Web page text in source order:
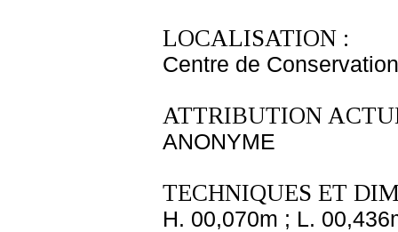
LOCALISATION :
Centre de
ATTRIBUTION
ANONYME
TECHNIQUES ET
H. 00,070m ; L.